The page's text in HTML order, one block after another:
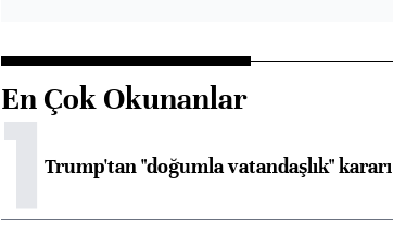
En Çok Okunanlar
1Trump'tan "doğumla vatandaşlık" kararı